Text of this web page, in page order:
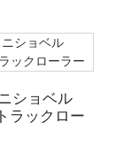
ショベル
ラックロー